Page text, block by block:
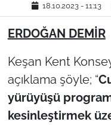
18.10.2023 - 11:13
ERDOĞAN DEMİR
Keşan Kent
açıklama şöyle; “
yürüyüşü
kesinleştirmek
TEKİRDAĞ
ÇANAKKALE
TÜRKİYE